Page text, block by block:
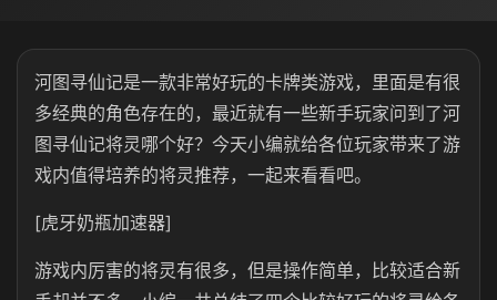
河图寻仙记是一款非常好玩的卡牌类游戏，里面是有很
多经典的角色存在的，最近就有一些新手玩家问到了河
图寻仙记将灵哪个好？今天小编就给各位玩家带来了游
戏内值得培养的将灵推荐，一起来看看吧。
[虎牙奶瓶加速器]
游戏内厉害的将灵有很多，但是操作简单，比较适合新